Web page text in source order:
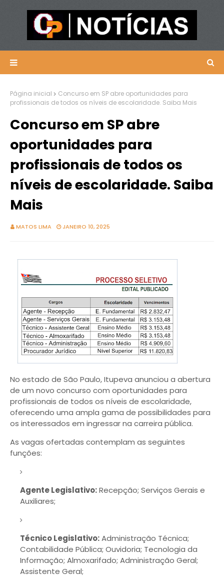
Página inicial
Concurso em SP abre oportunidades para
profissionais de todos os níveis de escolaridade. Saiba Mais
Concurso em SP abre
oportunidades para
profissionais de todos os
níveis de escolaridade. Saiba
Mais
MATOS LIMA JANEIRO 10, 2025
No estado de São Paulo, Itupeva anunciou a abertura
de um novo concurso com oportunidades para
profissionais de todos os níveis de escolaridade,
oferecendo uma ampla gama de possibilidades para
os interessados em ingressar na carreira pública.
As vagas ofertadas contemplam as seguintes
funções:
Agente Legislativo:Recepção; Serviços Gerais e
Auxiliares;
Técnico Legislativo:Administração Técnica;
Contabilidade Pública; Ouvidoria; Tecnologia da
Informação; Almoxarifado; Administração Geral;
Assistente Geral;